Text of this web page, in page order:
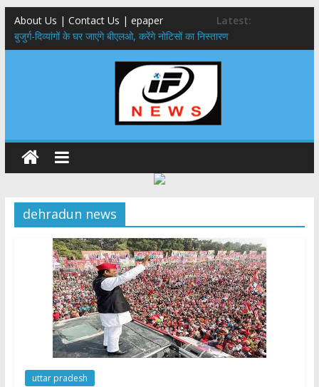
About Us | Contact Us | epaper
Latest:
बुजुर्ग-दिव्यांगों के घर जाएंगे बीएलओ, करेंगे नोटिसों का निस्तारण
24×7 अलर्ट मोड में रहें अधिकारी-मुख्य सचिव मानसून-एसईओसी से मुख्य सचिव ने
की विस्तृत समीक्षा कहा-बंद सड़कों को शीघ्र खोला जाए, लोगों को न हो दिक्कत
459 करोड़ से एचएनबी गढ़वाल विश्वविद्यालय में अनुसंधान संरचना होगी सुदृढ,उच्च
शिक्षा मंत्री धन सिंह रावत ने नवनियुक्त केन्द्रीय शिक्षा मंत्री से की मुलाकात
मुख्यमंत्री से महानिदेशक एनसीसी ने की शिष्टाचार भेंट,उत्तराखण्ड में एनसीसी के
विस्तार एवं आधुनिक आधारभूत संरचना के विकास पर हुई महत्वपूर्ण चर्चा
एमडीडीए बोर्ड बैठक, देहरादून और मसूरी के विकास के लिए 25 बड़े प्रस्तावों को मिली
हरी झंडी
dehradun news
uttar pradesh